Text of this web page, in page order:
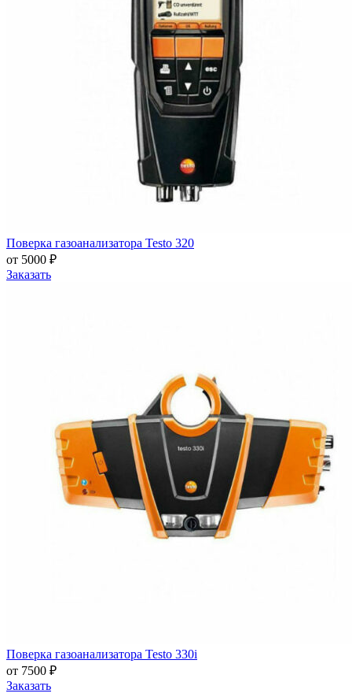
Поверка газоанализатора Testo 320
от 5000 ₽
Заказать
Поверка газоанализатора Testo 330i
от 7500 ₽
Заказать